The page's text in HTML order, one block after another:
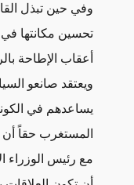
وفي حين تبذل
تحسين مكانتها في
أعقاب الإطاحة
ويعتقد صانعو
يساعدهم في
المستغرب حقاً
مع رئيس الوزراء